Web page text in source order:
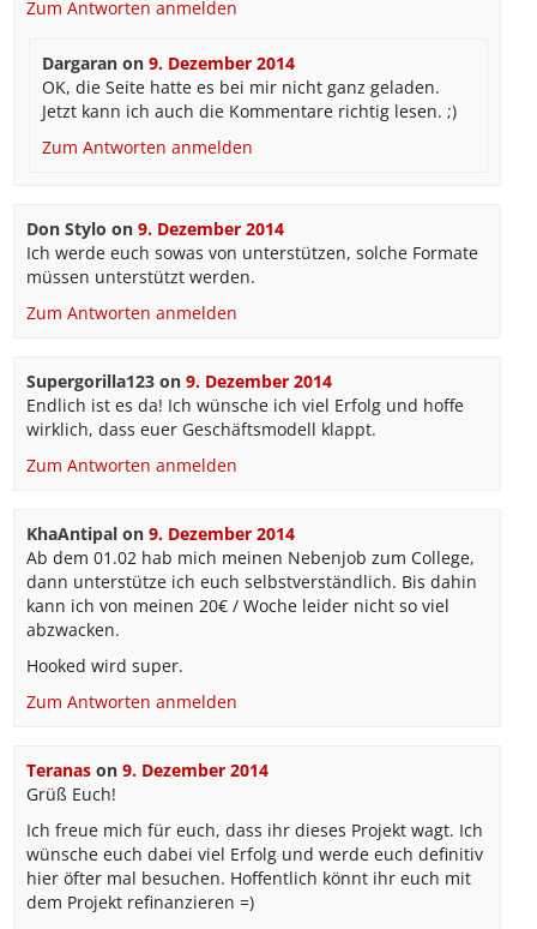
Zum Antworten anmelden
Dargaran on9. Dezember 2014
OK, die Seite hatte es bei mir nicht ganz geladen.
Jetzt kann ich auch die Kommentare richtig lesen. ;)
Zum Antworten anmelden
Don Stylo on 9. Dezember 2014
Ich werde euch sowas von unterstützen, solche Formate
müssen unterstützt werden.
Zum Antworten anmelden
Supergorilla123on 9. Dezember 2014
Endlich ist es da! Ich wünsche ich viel Erfolg und hoffe
wirklich, dass euer Geschäftsmodell klappt.
Zum Antworten anmelden
KhaAntipalon 9. Dezember 2014
Ab dem 01.02 hab mich meinen Nebenjob zum College,
dann unterstütze ich euch selbstverständlich. Bis dahin
kann ich von meinen 20€ / Woche leider nicht so viel
abzwacken.
Hooked wird super.
Zum Antworten anmelden
Teranason 9. Dezember 2014
Grüß Euch!
Ich freue mich für euch, dass ihr dieses Projekt wagt. Ich
wünsche euch dabei viel Erfolg und werde euch definitiv
hier öfter mal besuchen. Hoffentlich könnt ihr euch mit
dem Projekt refinanzieren =)